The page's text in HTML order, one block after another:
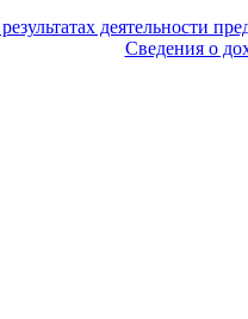
деятельности
Сведения о